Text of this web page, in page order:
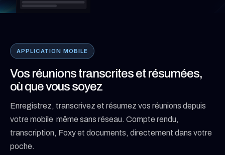
APPLICATION MOBILE
Vos réunions transcrites et résumées,
où que vous soyez
Enregistrez, transcrivez et résumez vos réunions depuis
votre mobile même sans réseau. Compte rendu,
transcription, Foxy et documents, directement dans votre
poche.